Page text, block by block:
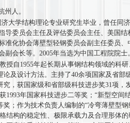
人。
大学结构理论专业研究生毕业，曾任同
委员会主任及评估委员会主任、美国
化协会薄壁型轻钢委员会副主任委员
会长等。2005年当选为中国工程院院士
授自 1955年起长期从事钢结构领域的科
论及设计方法。主持了40余项国家及省部
究，获国家级和省部级科技进步奖31项，
1993年国家科技进步二等奖；“新型空间
奖；作为技术负责人编制的“冷弯薄壁型
结构的稳定性、极限承载力及合理形体的